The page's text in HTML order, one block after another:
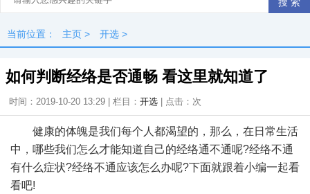
当前位置： 主页 > 开选 >
如何判断经络是否通畅 看这里就知道了
时间：2019-10-20 13:29 | 栏目： 开选 | 点击： 次
健康的体魄是我们每个人都渴望的，那么，在日常生活
中，哪些我们怎么才能知道自己的经络通不通呢?经络不通
有什么症状?经络不通应该怎么办呢?下面就跟着小编一起看
看吧!